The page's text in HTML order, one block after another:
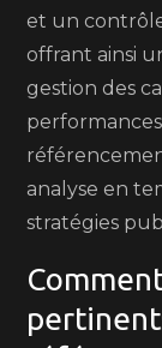
et un
offrant ainsi
gestion des
analyse en
stratégies